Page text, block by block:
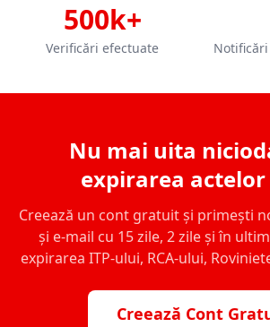
500k+
Verificări efectuate
Nu mai uita
expirarea
Creează un cont gratuit și primești
și e-mail cu 15 zile, 2 zile și în
expirarea ITP-ului, RCA-ului,
Creează Cont